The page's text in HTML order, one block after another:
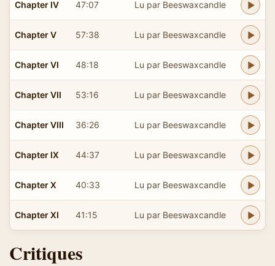
Chapter IV 47:07 Lu par Beeswaxcandle
Chapter V 57:38 Lu par Beeswaxcandle
Chapter VI 48:18 Lu par Beeswaxcandle
Chapter VII 53:16 Lu par Beeswaxcandle
Chapter VIII 36:26 Lu par Beeswaxcandle
Chapter IX 44:37 Lu par Beeswaxcandle
Chapter X 40:33 Lu par Beeswaxcandle
Chapter XI 41:15 Lu par Beeswaxcandle
Critiques